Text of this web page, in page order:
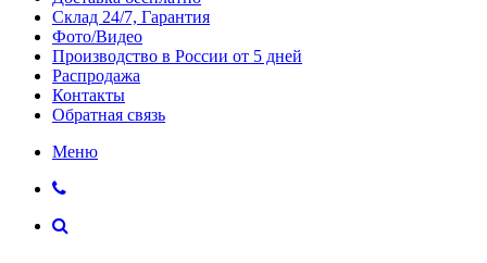
Склад 24/7, Гарантия
Фото/Видео
Производство в России от 5 дней
Распродажа
Контакты
Обратная связь
Меню